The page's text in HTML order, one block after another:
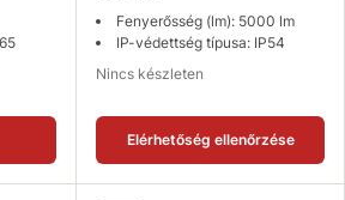
Fenyerősség (lm): 5000 lm
IP-védettség típusa: IP54
Nincs készleten
Elérhetőség ellenőrzése